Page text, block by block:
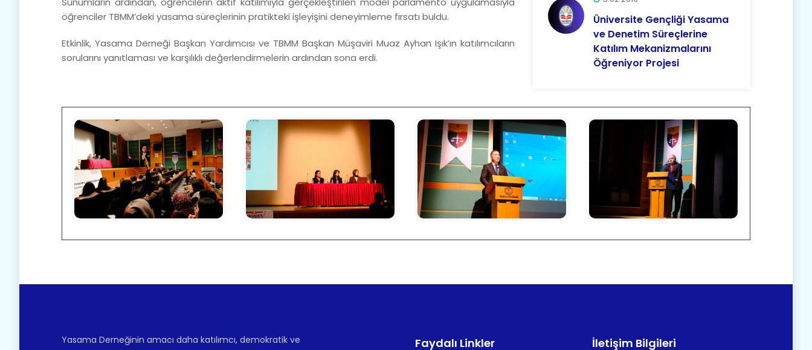
öğrenciler TBMM’deki yasama süreçlerinin pratikteki işleyişini deneyimleme fırsatı buldu.
Etkinlik, Yasama Derneği Başkan Yardımcısı ve TBMM Başkan Müşaviri Muaz Ayhan Işık’ın katılımcıların
sorularını yanıtlaması ve karşılıklı değerlendirmelerin ardından sona erdi.
Üniversite Gençliği Yasama
ve Denetim Süreçlerine
Katılım Mekanizmalarını
Öğreniyor Projesi
Yasama Derneğinin amacı daha katılımcı, demokratik ve
Faydalı Linkler İletişim Bilgileri